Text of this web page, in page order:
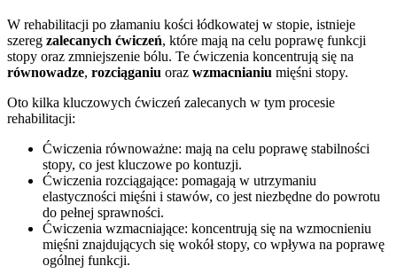
W rehabilitacji po złamaniu kości łódkowatej w stopie, istnieje
szereg zalecanych ćwiczeń, które mają na celu poprawę funkcji
stopy oraz zmniejszenie bólu. Te ćwiczenia koncentrują się na
równowadze, rozciąganiu oraz wzmacnianiu mięśni stopy.
Oto kilka kluczowych ćwiczeń zalecanych w tym procesie
rehabilitacji:
Ćwiczenia równoważne: mają na celu poprawę stabilności
stopy, co jest kluczowe po kontuzji.
Ćwiczenia rozciągające: pomagają w utrzymaniu
elastyczności mięśni i stawów, co jest niezbędne do powrotu
do pełnej sprawności.
Ćwiczenia wzmacniające: koncentrują się na wzmocnieniu
mięśni znajdujących się wokół stopy, co wpływa na poprawę
ogólnej funkcji.